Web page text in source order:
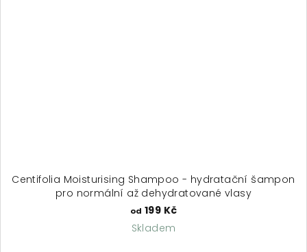
Centifolia Moisturising Shampoo - hydratační šampon
pro normální až dehydratované vlasy
od 199 Kč
Skladem